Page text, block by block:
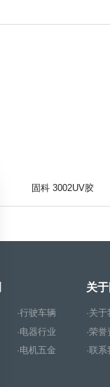
固科 3002UV胶
·行驶车辆
·电器行业
·电机五金
关
·关于
·荣
·联系